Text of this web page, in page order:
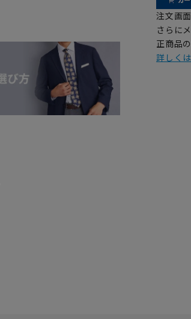
注文画
さらに
正商品
詳しく